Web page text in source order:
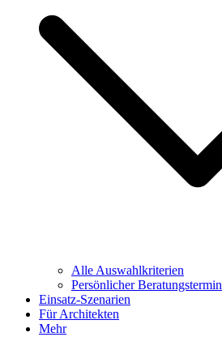
Alle Auswahlkriterien
Persönlicher Beratungstermin
Einsatz-Szenarien
Für Architekten
Mehr